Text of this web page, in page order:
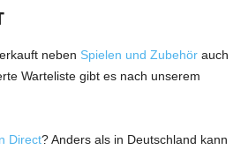
neben Spielen und Zubehör auch
Warteliste gibt es nach unserem
Direct? Anders als in Deutschland kann